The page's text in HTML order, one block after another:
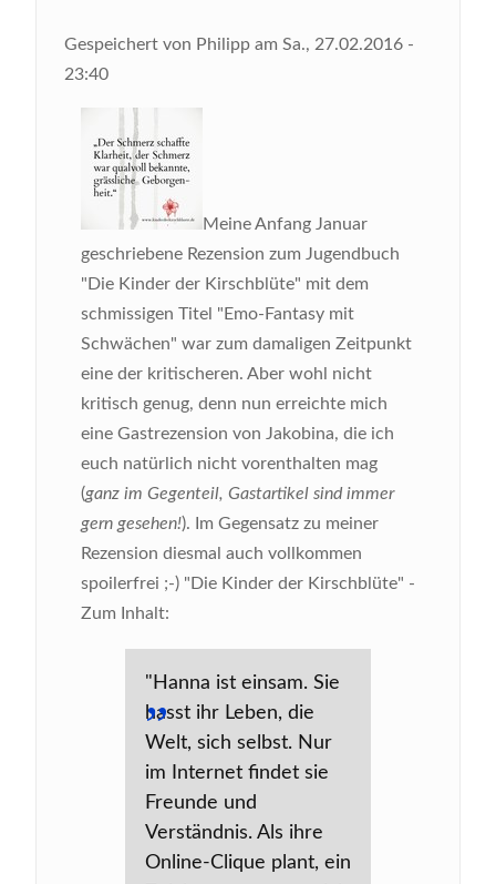
Gespeichert von Philipp am Sa., 27.02.2016 -
23:40
Meine Anfang Januar
geschriebene Rezension zum Jugendbuch
"Die Kinder der Kirschblüte" mit dem
schmissigen Titel "Emo-Fantasy mit
Schwächen" war zum damaligen Zeitpunkt
eine der kritischeren. Aber wohl nicht
kritisch genug, denn nun erreichte mich
eine Gastrezension von Jakobina, die ich
euch natürlich nicht vorenthalten mag
(ganz im Gegenteil, Gastartikel sind immer
gern gesehen!). Im Gegensatz zu meiner
Rezension diesmal auch vollkommen
spoilerfrei ;-) "Die Kinder der Kirschblüte" -
Zum Inhalt:
"Hanna ist einsam. Sie
hasst ihr Leben, die
Welt, sich selbst. Nur
im Internet findet sie
Freunde und
Verständnis. Als ihre
Online-Clique plant, ein